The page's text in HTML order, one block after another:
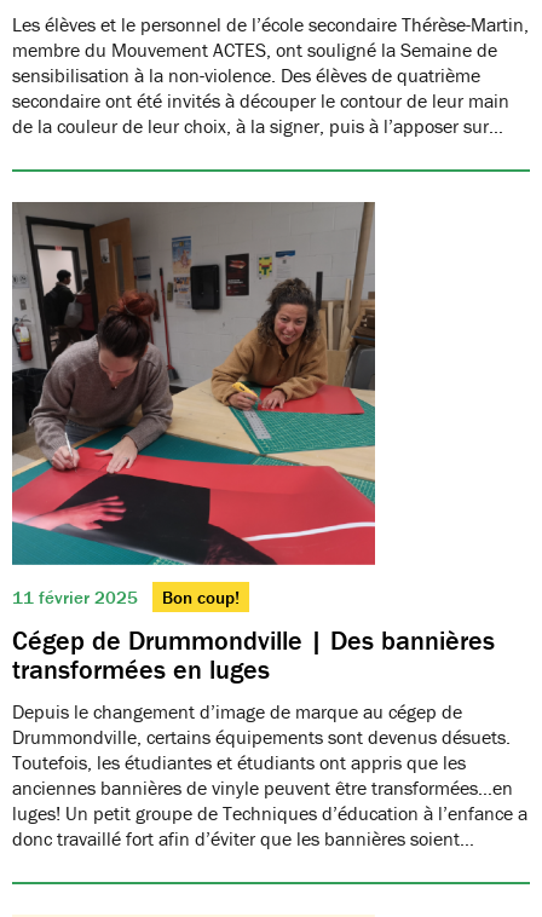
Les élèves et le personnel de l’école secondaire Thérèse-Martin,
membre du Mouvement ACTES, ont souligné la Semaine de
sensibilisation à la non-violence. Des élèves de quatrième
secondaire ont été invités à découper le contour de leur main
de la couleur de leur choix, à la signer, puis à l’apposer sur…
11 février 2025 Bon coup!
Cégep de Drummondville | Des bannières
transformées en luges
Depuis le changement d’image de marque au cégep de
Drummondville, certains équipements sont devenus désuets.
Toutefois, les étudiantes et étudiants ont appris que les
anciennes bannières de vinyle peuvent être transformées…en
luges! Un petit groupe de Techniques d’éducation à l’enfance a
donc travaillé fort afin d’éviter que les bannières soient…